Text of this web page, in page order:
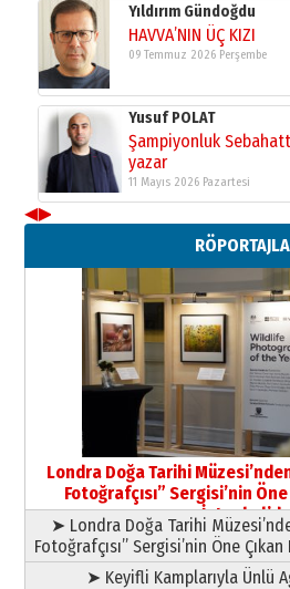
Yıldırım Gündoğdu
HAVVA’NIN ÜÇ KIZI
09 Temmuz 2026 Perşembe
Yusuf POLAT
Şampiyonluk
yazar
11 Mayıs 2026 Pazartesi
Neşat YALÇIN
Paranın Aile Kültüründeki Yeri
03 Ağustos 2026 Pazartesi
Yıldırım Gündoğdu
HAVVA’NIN ÜÇ KIZI
09 Temmuz 2026 Perşembe
Yusuf POLAT
Şampiyonluk
yazar
11 Mayıs 2026 Pazartesi
◀▶
Londra Doğa Tarihi
Fotoğrafçısı” Sergisi’nin
➤ Londra Doğa Tarihi
Fotoğrafçısı” Sergisi’nin Öne
➤ Keyifli Kamplarıyla Ünlü